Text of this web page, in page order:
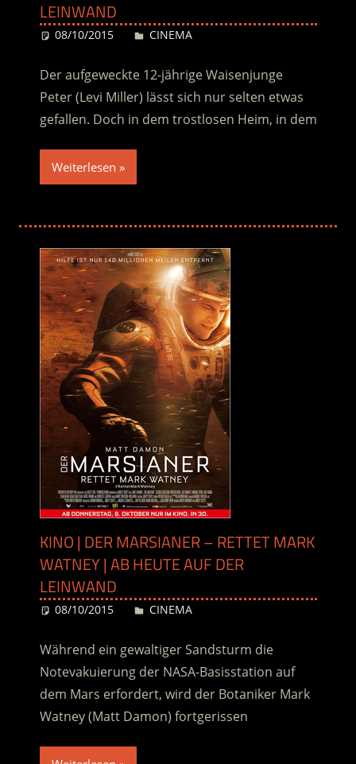
LEINWAND
08/10/2015 Desiree
CINEMA
Der aufgeweckte 12-jährige Waisenjunge
Peter (Levi Miller) lässt sich nur selten etwas
gefallen. Doch in dem trostlosen Heim, in dem
Weiterlesen
KINO | DER MARSIANER – RETTET MARK
WATNEY | AB HEUTE AUF DER
LEINWAND
08/10/2015 Desiree
CINEMA
Während ein gewaltiger Sandsturm die
Notevakuierung der NASA-Basisstation auf
dem Mars erfordert, wird der Botaniker Mark
Watney (Matt Damon) fortgerissen